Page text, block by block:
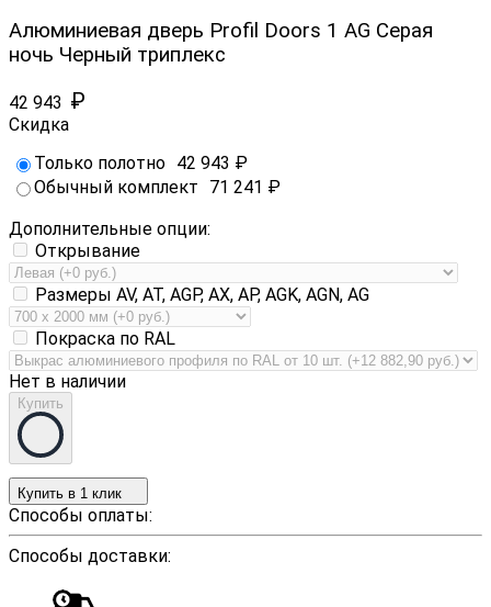
Алюминиевая дверь Profil Doors 1 AG Серая
ночь Черный триплекс
42 943 ₽
Скидка
Только полотно 42 943 ₽
Обычный комплект
71 241 ₽
Дополнительные опции:
Открывание
Размеры AV, AT, AGP, AX, AP, AGK, AGN, AG
Покраска по RAL
Нет в наличии
Купить
Купить в 1 клик
Способы оплаты:
Способы доставки: